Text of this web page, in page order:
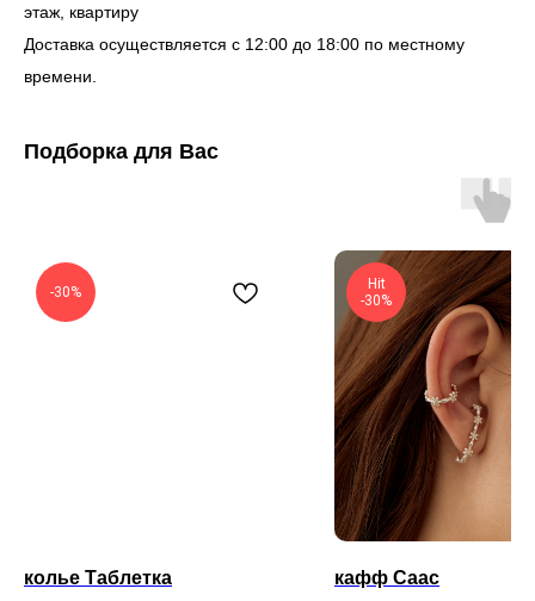
этаж, квартиру
Доставка осуществляется с 12:00 до 18:00 по местному
времени.
Подборка для Вас
-30%
колье Таблетка
Hit
-30%
кафф Саас